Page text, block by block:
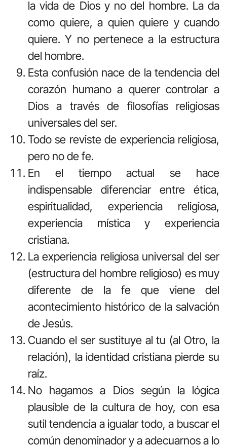
la vida de Dios y no del hombre. La da
como quiere, a quien quiere y cuando
quiere. Y no pertenece a la estructura
del hombre.
Esta confusión nace de la tendencia del
corazón humano a querer controlar a
Dios a través de filosofías religiosas
universales del ser.
Todo se reviste de experiencia religiosa,
pero no de fe.
En el tiempo actual se hace
indispensable diferenciar entre ética,
espiritualidad, experiencia religiosa,
experiencia mística y experiencia
cristiana.
La experiencia religiosa universal del ser
(estructura del hombre religioso) es muy
diferente de la fe que viene del
acontecimiento histórico de la salvación
de Jesús.
Cuando el ser sustituye al tu (al Otro, la
relación), la identidad cristiana pierde su
raíz.
No hagamos a Dios según la lógica
plausible de la cultura de hoy, con esa
sutil tendencia a igualar todo, a buscar el
común denominador y a adecuarnos a lo